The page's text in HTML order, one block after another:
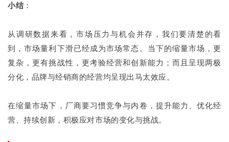
小结：
从调研数据来看，市场压力与机会并存，我们要清楚的看
到，市场量利下滑已经成为市场常态。当下的缩量市场，更
复杂，更有挑战性，更考验经营和创新能力；而且呈现两极
分化，品牌与经销商的经营均呈现出马太效应。
在缩量市场下，厂商要习惯竞争与内卷，提升能力、优化经
营、持续创新，积极应对市场的变化与挑战。